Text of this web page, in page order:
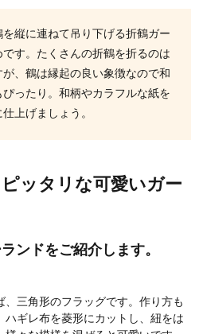
縦に連ねて吊り下げる折鶴ガー
す。たくさんの折鶴を折るのは
、鶴は縁起の良い象徴なので和
ったり。和柄やカラフルな紙を
上げましょう。
ッタリな可愛いガー
ンドをご紹介します。
、三角形のフラッグです。作り方も
ハギレ布を菱形にカットし、紐をは